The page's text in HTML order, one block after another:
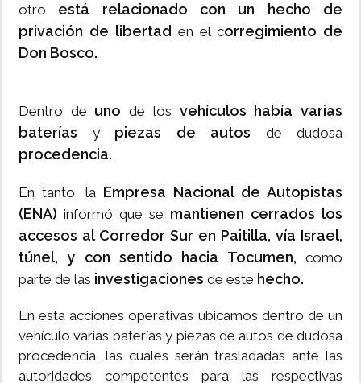
otro está relacionado con un hecho de
privación de libertad en el corregimiento de
Don Bosco.
Dentro de unode los vehículos había varias
baterías ypiezas de autos de dudosa
procedencia.
En tanto, la Empresa Nacional de Autopistas
(ENA) informó que se mantienen cerrados los
accesos al Corredor Sur en Paitilla, vía Israel,
túnel, y con sentido hacia Tocumen, como
parte de las investigaciones de este hecho.
En esta acciones operativas ubicamos dentro de un
vehículo varias baterías y piezas de autos de dudosa
procedencia, las cuales serán trasladadas ante las
autoridades competentes para las respectivas